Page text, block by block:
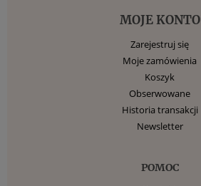
MOJE KONTO
Zarejestruj się
Moje zamówienia
Koszyk
Obserwowane
Historia transakcji
Newsletter
POMOC